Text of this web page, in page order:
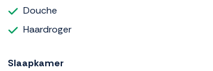
Douche
Haardroger
Slaapkamer